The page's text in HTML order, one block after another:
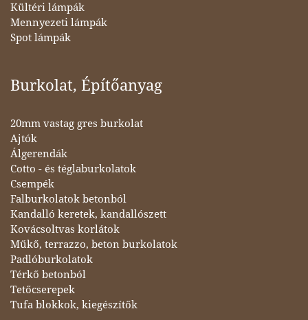
Kültéri lámpák
Mennyezeti lámpák
Spot lámpák
Burkolat, Építőanyag
20mm vastag gres burkolat
Ajtók
Álgerendák
Cotto - és téglaburkolatok
Csempék
Falburkolatok betonból
Kandalló keretek, kandallószett
Kovácsoltvas korlátok
Műkő, terrazzo, beton burkolatok
Padlóburkolatok
Térkő betonból
Tetőcserepek
Tufa blokkok, kiegészítők